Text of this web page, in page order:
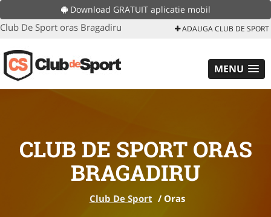
Download GRATUIT aplicatie mobil
Club De Sport oras Bragadiru ADAUGA CLUB DE SPORT
MENU
CLUB DE SPORT ORAS
BRAGADIRU
Club De Sport / Oras